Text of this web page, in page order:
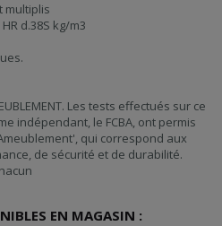
multiplis
d.38S kg/m3
Les tests effectués sur ce
indépendant, le FCBA, ont permis
qui correspond aux
de sécurité et de durabilité.
EN MAGASIN :